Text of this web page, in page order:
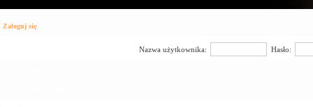
Zaloguj się
Nazwa użytkownika: Hasło: